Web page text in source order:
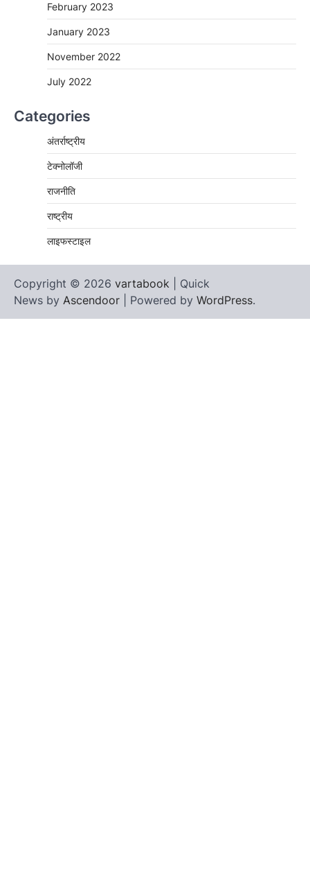
February 2023
January 2023
November 2022
July 2022
Categories
अंतर्राष्ट्रीय
टेक्नोलॉजी
राजनीति
राष्ट्रीय
लाइफस्टाइल
Copyright © 2026 vartabook | Quick
News by Ascendoor | Powered by WordPress.